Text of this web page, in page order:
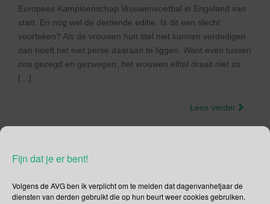
Fijn dat je er bent!
Volgens de AVG ben ik verplicht om te melden dat dagenvanhetjaar de
diensten van derden gebruikt die op hun beurt weer cookies gebruiken.
Europees Kampioenschap Vrouwenvoetbal in Engeland van
start. En nog wel de dertiende editie. Is dit een slecht
voorteken? Als de vrouwen hun titel niet kunnen verdedigen
dan hoeft het niet perse daaraan te liggen. Want even tussen
ons gezegd en gezwegen, het vrouwen elftal draait niet zo
[…]
Lees verder
Social Media